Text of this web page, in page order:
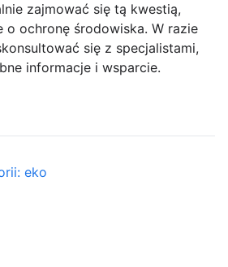
zajmować się tą kwestią,
o ochronę środowiska. W razie
się z specjalistami,
informacje i wsparcie.
eko